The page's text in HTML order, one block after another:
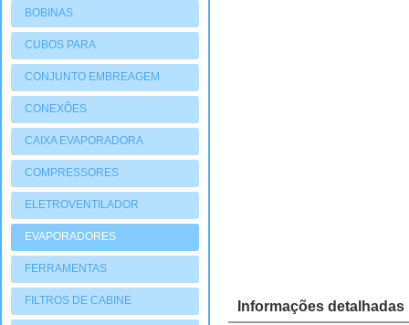
PNEUMATIOCOS
BOBINAS
CUBOS PARA
COMPRESSORES
CONJUNTO EMBREAGEM
CONEXÕES
CAIXA EVAPORADORA
COMPRESSORES
ELETROVENTILADOR
EVAPORADORES
FERRAMENTAS
FILTROS DE CABINE Informações detalhadas